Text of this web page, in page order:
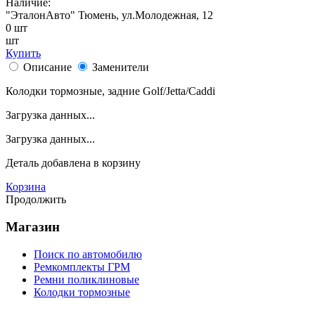
Наличие:
"ЭталонАвто" Тюмень, ул.Молодежная, 12
0 шт
шт
Купить
Описание
Заменители
Колодки тормозные, задние Golf/Jetta/Caddi
Загрузка данных...
Загрузка данных...
Деталь добавлена в корзину
Корзина
Продолжить
Магазин
Поиск по автомобилю
Ремкомплекты ГРМ
Ремни поликлиновые
Колодки тормозные